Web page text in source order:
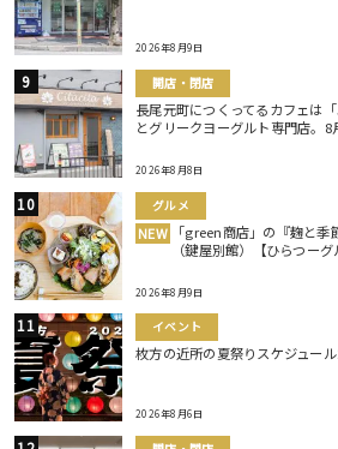
2026年8月9日
開店・閉店
長尾元町につくってるカフェは
とグリークヨーグルト専門店。8
2026年8月8日
グルメ
NEW
「green商店」の『麹と
（鍵屋別館）【ひらつーグ
2026年8月9日
イベント
枚方の近所の夏祭りスケジュー
2026年8月6日